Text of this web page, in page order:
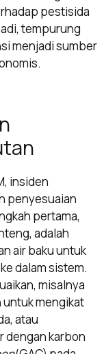
pestisida
tempurung
menjadi sumber
insiden
penyesuaian
pertama,
adalah
air baku untuk
dalam sistem.
misalnya
untuk mengikat
atau
dengan karbon